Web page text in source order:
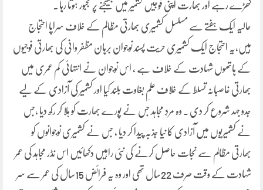
کھڑے رہے اور بھارت اپنی فوجیں کشمیر میں بھیجنے پر مجبور ہوتا رہا ۔
حالیہ ایک ہفتے سے مسلسل کشمیری بھارتی مظالم کے خلاف سراپا احتجاج
ہیں،یہ احتجاج ایک کشمیری حریت پسند نوجوان برہان مظفر وانی کی بھارتی فوجیوں
کے ہاتھوں شہادت کے خلاف ہے ، اس نوجوان نے انتہائی کم عمری میں
بھارتی غاصبانہ تسلط کے خلاف علمِ بغاوت بلند کیا اور کشمیر کی آزادی کے لیے
جدو جہد شروع کر دی ۔ وہ مردِ مجاہد جس نے پورے بھارت کو ہلا کر رکھ دیا ،جس
نے کشمیریوں میں آزادی کا نیا جذبہ پیدا کر دیا ، جس نے کشمیری نوجوانوں کو
بھارتی مظالم سے نجات حاصل کرنے کی نئی راہیں دکھائیں اس نڈر مجاہد کی عمر
شہادت کے وقت صرف 22سال تھی اور وہ یہ فرائض 15سال کی عمر سے سر